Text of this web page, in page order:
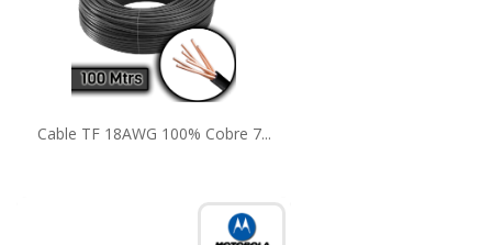
Cable TF 18AWG 100% Cobre 7...